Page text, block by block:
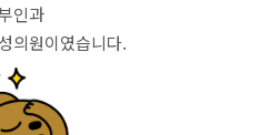
인과
의원이였습니다.